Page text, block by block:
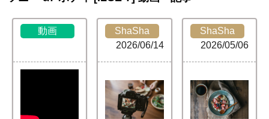
動画
ShaSha
2026/06/14
ShaSha
2026/05/06